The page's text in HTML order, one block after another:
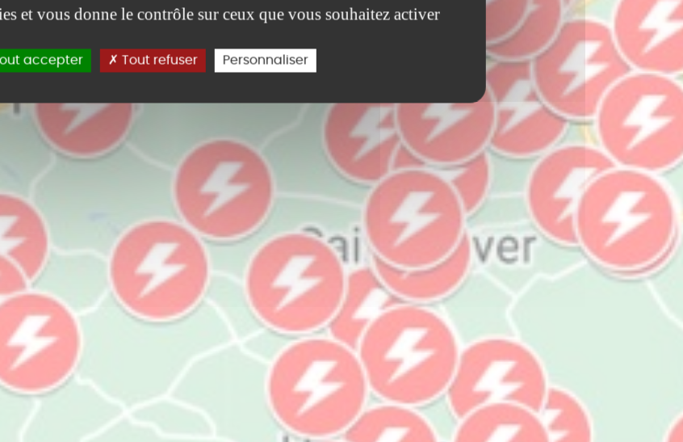
et vous donne le contrôle sur ceux que vous souhaitez activer
accepter Tout refuser Personnaliser